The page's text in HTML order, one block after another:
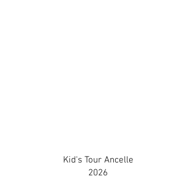
Kid's Tour Ancelle
2026